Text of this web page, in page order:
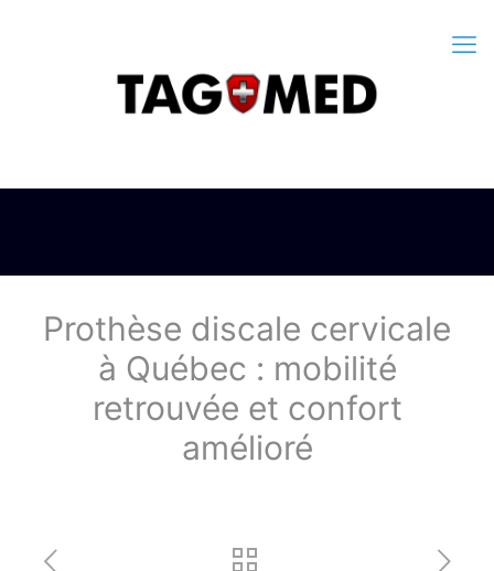
Prothèse discale cervicale
à Québec : mobilité
retrouvée et confort
amélioré